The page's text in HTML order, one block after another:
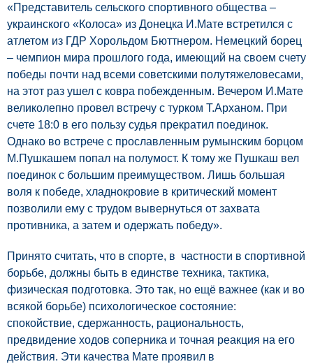
«Представитель сельского спортивного общества –
украинского «Колоса» из Донецка И.Мате встретился с
атлетом из ГДР Хорольдом Бюттнером. Немецкий борец
– чемпион мира прошлого года, имеющий на своем счету
победы почти над всеми советскими полутяжеловесами,
на этот раз ушел с ковра побежденным. Вечером И.Мате
великолепно провел встречу с турком Т.Арханом. При
счете 18:0 в его пользу судья прекратил поединок.
Однако во встрече с прославленным румынским борцом
М.Пушкашем попал на полумост. К тому же Пушкаш вел
поединок с большим преимуществом. Лишь большая
воля к победе, хладнокровие в критический момент
позволили ему с трудом вывернуться от захвата
противника, а затем и одержать победу».
Принято считать, что в спорте, в частности в спортивной
борьбе, должны быть в единстве техника, тактика,
физическая подготовка. Это так, но ещё важнее (как и во
всякой борьбе) психологическое состояние:
спокойствие, сдержанность, рациональность,
предвидение ходов соперника и точная реакция на его
действия. Эти качества Мате проявил в